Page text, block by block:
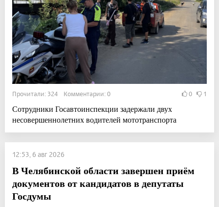
Прочитали: 324 Комментарии: 0 0 1
Сотрудники Госавтоинспекции задержали двух
несовершеннолетних водителей мототранспорта
12:53, 6 авг 2026
В Челябинской области завершен приём
документов от кандидатов в депутаты
Госдумы